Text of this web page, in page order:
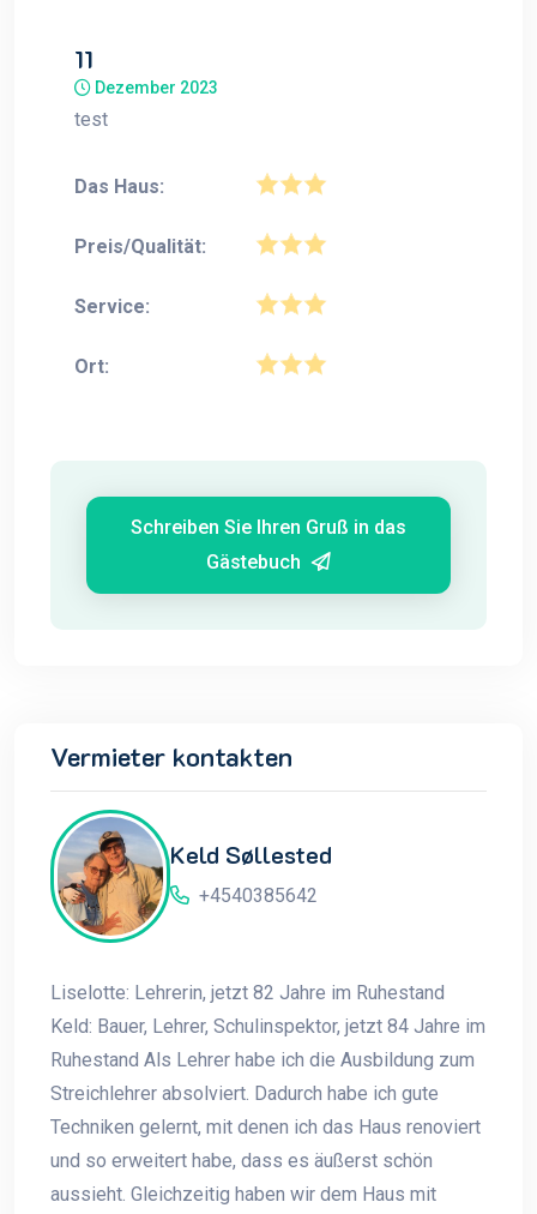
11
Dezember 2023
test
Das Haus:
Preis/Qualität:
Service:
Ort:
Schreiben Sie Ihren Gruß in das
Gästebuch
Vermieter kontakten
Keld Søllested
+4540385642
Liselotte: Lehrerin, jetzt 82 Jahre im Ruhestand
Keld: Bauer, Lehrer, Schulinspektor, jetzt 84 Jahre im
Ruhestand Als Lehrer habe ich die Ausbildung zum
Streichlehrer absolviert. Dadurch habe ich gute
Techniken gelernt, mit denen ich das Haus renoviert
und so erweitert habe, dass es äußerst schön
aussieht. Gleichzeitig haben wir dem Haus mit